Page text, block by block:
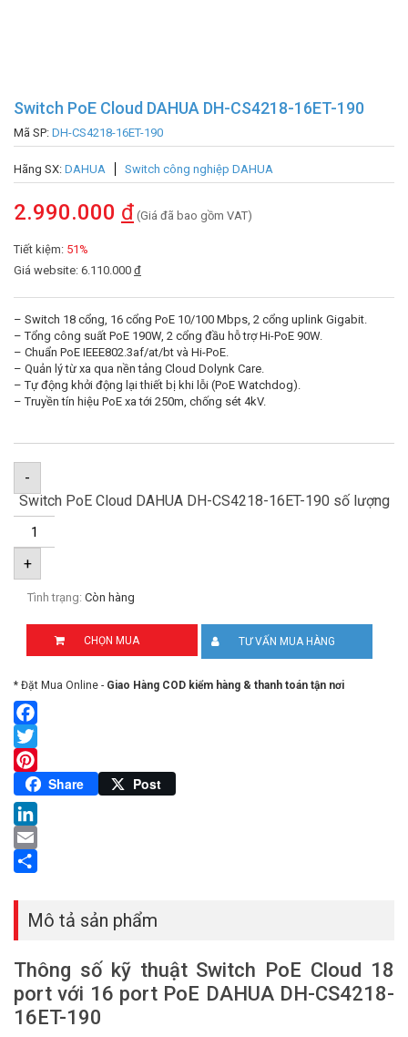
Switch PoE Cloud DAHUA DH-CS4218-16ET-190
Mã SP: DH-CS4218-16ET-190
Hãng SX: DAHUA Switch công nghiệp DAHUA
2.990.000 đ (Giá đã bao gồm VAT)
Tiết kiệm: 51%
Giá website: 6.110.000 đ
– Switch 18 cổng, 16 cổng PoE 10/100 Mbps, 2 cổng uplink Gigabit.
– Tổng công suất PoE 190W, 2 cổng đầu hỗ trợ Hi-PoE 90W.
– Chuẩn PoE IEEE802.3af/at/bt và Hi-PoE.
– Quản lý từ xa qua nền tảng Cloud Dolynk Care.
– Tự động khởi động lại thiết bị khi lỗi (PoE Watchdog).
– Truyền tín hiệu PoE xa tới 250m, chống sét 4kV.
-
Switch PoE Cloud DAHUA DH-CS4218-16ET-190 số lượng
+
Tình trạng: Còn hàng
CHỌN MUA TƯ VẤN MUA HÀNG
* Đặt Mua Online - Giao Hàng COD kiểm hàng & thanh toán tận nơi
Facebook
Twitter
Pinterest
Share Post
LinkedIn
Email
Mô tả sản phẩm
Thông số kỹ thuật Switch PoE Cloud 18
port với 16 port PoE DAHUA DH-CS4218-
16ET-190